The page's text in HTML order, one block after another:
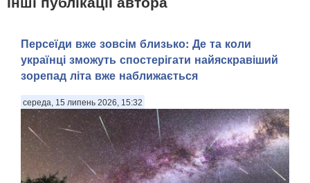
Персеїди вже зовсім близько: Де та коли
українці зможуть спостерігати найяскравіший
зорепад літа вже наближається
середа, 15 липень 2026, 15:32